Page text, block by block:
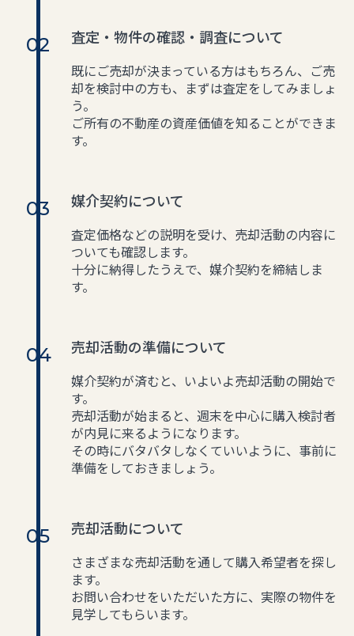
査定・物件の確認・調査について
既にご売却が決まっている方はもちろん、ご売
却を検討中の方も、まずは査定をしてみましょ
う。
ご所有の不動産の資産価値を知ることができま
す。
媒介契約について
査定価格などの説明を受け、売却活動の内容に
ついても確認します。
十分に納得したうえで、媒介契約を締結しま
す。
売却活動の準備について
媒介契約が済むと、いよいよ売却活動の開始で
す。
売却活動が始まると、週末を中心に購入検討者
が内見に来るようになります。
その時にバタバタしなくていいように、事前に
準備をしておきましょう。
売却活動について
さまざまな売却活動を通して購入希望者を探し
ます。
お問い合わせをいただいた方に、実際の物件を
見学してもらいます。